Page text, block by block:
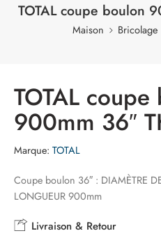
TOTAL coupe boulon
Maison Bricolage
TOTAL
900mm 36″
Marque: TOTAL
Coupe boulon 36″ : DIAMÈTRE
LONGUEUR 900mm
Livraison & Retour